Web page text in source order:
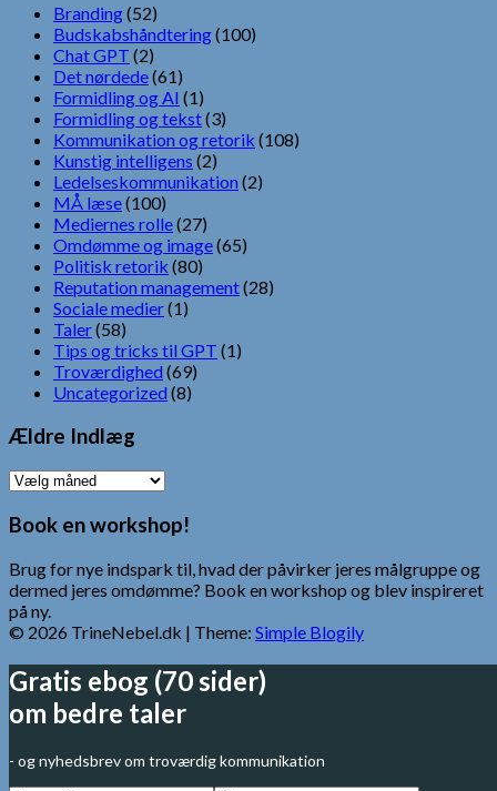
Branding(52)
Budskabshåndtering(100)
Chat GPT (2)
Det nørdede(61)
Formidling og AI (1)
Formidling og tekst(3)
Kommunikation og retorik (108)
Kunstig intelligens (2)
Ledelseskommunikation (2)
MÅ læse(100)
Mediernes rolle(27)
Omdømme og image(65)
Politisk retorik (80)
Reputation management(28)
Sociale medier(1)
Taler(58)
Tips og tricks til GPT (1)
Troværdighed (69)
Uncategorized (8)
Ældre Indlæg
Ældre
Book en workshop!
Brug for nye indspark til, hvad der påvirker jeres målgruppe og
dermed jeres omdømme? Book en workshop og blev inspireret
på ny.
© 2026 TrineNebel.dk | Theme: Simple Blogily
Gratis ebog (70 sider)
om bedre taler
- og nyhedsbrev om troværdig kommunikation